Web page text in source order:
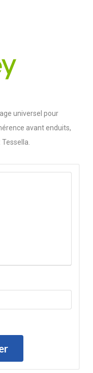
universel pour
avant enduits,